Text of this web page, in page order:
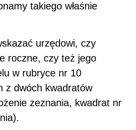
takiego właśnie
urzędowi, czy
roczne, czy też jego
w rubryce nr 10
z dwóch kwadratów
zeznania, kwadrat nr